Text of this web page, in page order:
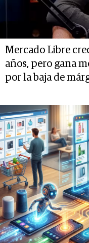
Mercado Libre
años, pero gana
por la baja de